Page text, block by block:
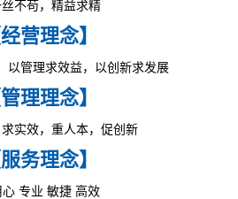
不苟，精益求精
经营理念】
以管理求效益，以创新求发展
管理理念】
实效，重人本，促创新
服务理念】
心 专业 敏捷 高效